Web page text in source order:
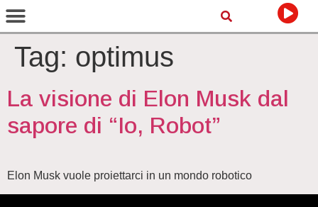
Tag: optimus
La visione di Elon Musk dal
sapore di “Io, Robot”
Elon Musk vuole proiettarci in un mondo robotico